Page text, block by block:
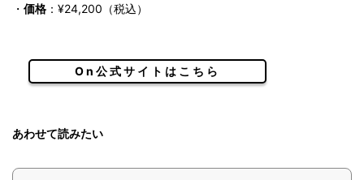
・ 価格 ：¥24,200（税込）
On公式サイトはこちら
あわせて読みたい